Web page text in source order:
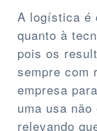
A logística é
quanto à
pois os
sempre com
empresa
uma usa
relevando